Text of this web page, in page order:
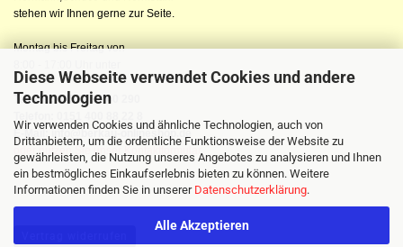
Diese Webseite verwendet Cookies und andere
Technologien
Wir verwenden Cookies und ähnliche Technologien, auch von
Drittanbietern, um die ordentliche Funktionsweise der Website zu
gewährleisten, die Nutzung unseres Angebotes zu analysieren und Ihnen
ein bestmögliches Einkaufserlebnis bieten zu können. Weitere
Informationen finden Sie in unserer Datenschutzerklärung.
Alle Akzeptieren
stehen wir Ihnen gerne zur Seite.
Montag bis Freitag von
Telefon: 04523 98 40 290
E-Mail: info@berkau-onlineshop.de
oder nutzen Sie unser Kontaktformular